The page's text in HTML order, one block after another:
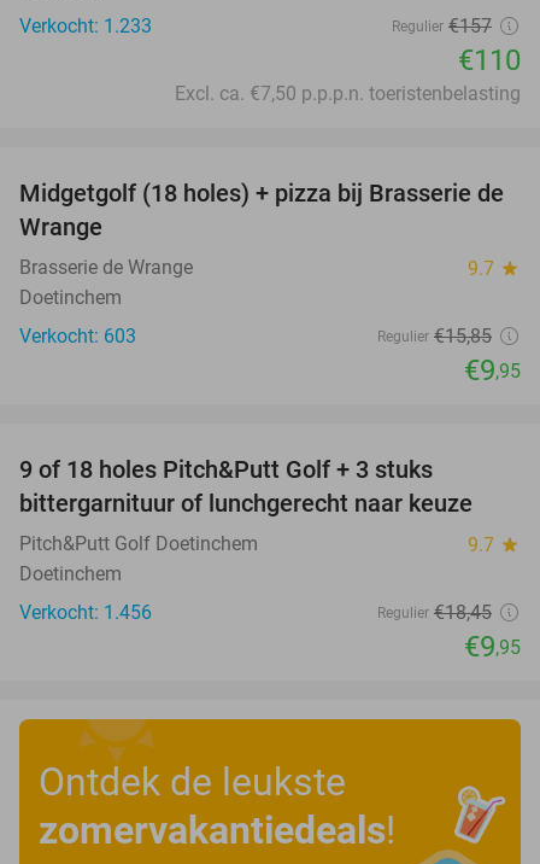
Verkocht: 1.233
Regulier €157
€110
Excl. ca. €7,50 p.p.p.n. toeristenbelasting
37%
Midgetgolf (18 holes) + pizza bij Brasserie de
Wrange
Brasserie de Wrange 9.7 star
Doetinchem
Verkocht: 603
Regulier €15,85
€9,95
9 of 18 holes Pitch&Putt Golf + 3 stuks
bittergarnituur of lunchgerecht naar keuze
Pitch&Putt Golf Doetinchem 9.7 star
Doetinchem
Verkocht: 1.456
Regulier €18,45
€9,95
Ontdek de leukste
zomervakantiedeals!